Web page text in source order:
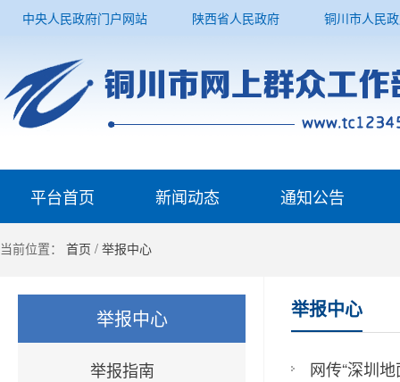
中央人民政府门户网站 陕西省人民政府 铜川市人民
平台首页 新闻动态 通知公告
当前位置： 首页 / 举报中心
举报中心
举报指南
举报中心
网传“深圳